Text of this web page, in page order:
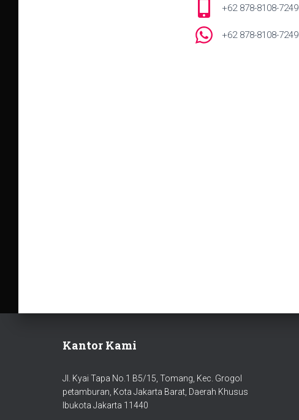
+62 878-8108-7249
+62 878-8108-7249
Kantor Kami
Jl. Kyai Tapa No.1 B5/15, Tomang, Kec. Grogol
petamburan, Kota Jakarta Barat, Daerah Khusus
Ibukota Jakarta 11440